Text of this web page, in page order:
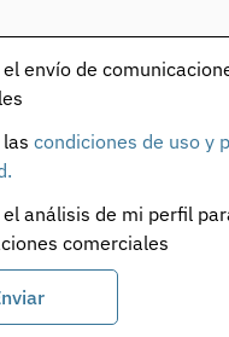
envío de
condiciones de uso y
análisis de mi perfil
comerciales